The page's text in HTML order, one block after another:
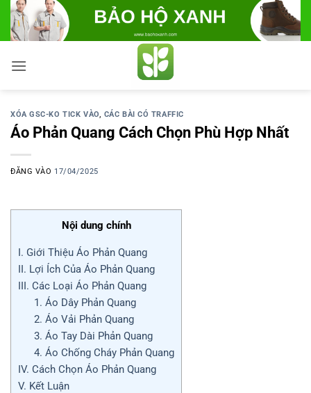
Bỏ
qua
nội
dung
XÓA GSC-KO TICK VÀO, CÁC BÀI CÓ TRAFFIC
Áo Phản Quang Cách Chọn Phù Hợp Nhất
ĐĂNG VÀO 17/04/2025
Nội dung chính
I. Giới Thiệu Áo Phản Quang
II. Lợi Ích Của Áo Phản Quang
III. Các Loại Áo Phản Quang
1. Áo Dây Phản Quang
2. Áo Vải Phản Quang
3. Áo Tay Dài Phản Quang
4. Áo Chống Cháy Phản Quang
IV. Cách Chọn Áo Phản Quang
V. Kết Luận